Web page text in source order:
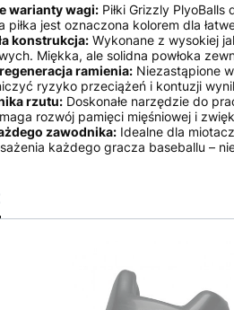
warianty wagi:Piłki Grizzly PlyoBalls
piłka jest oznaczona kolorem dla
konstrukcja:Wykonane z wysokiej
Miękka, ale solidna powłoka
regeneracja ramienia:Niezastąpione w
ryzyko przeciążeń i kontuzji
rzutu:Doskonałe narzędzie do
rozwój pamięci mięśniowej i
zawodnika:Idealne dla
każdego gracza baseballu –